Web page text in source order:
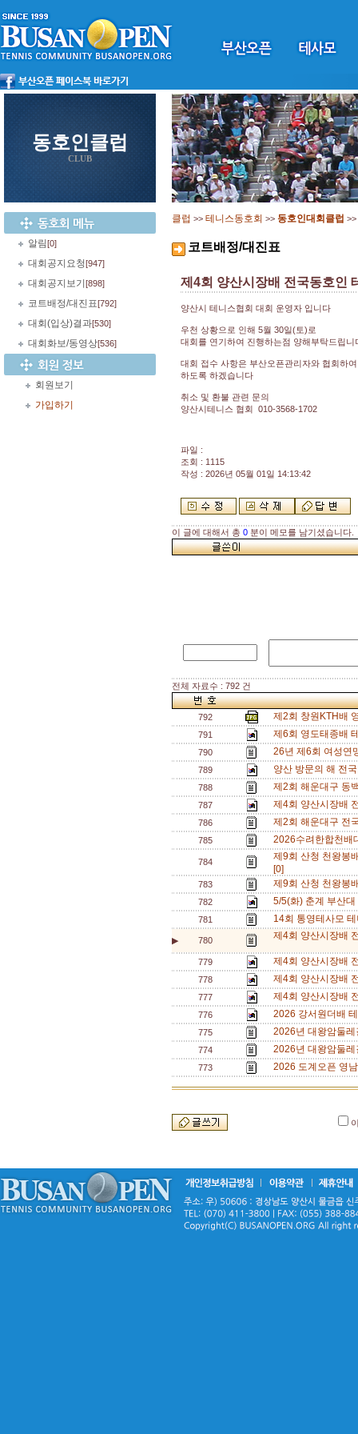
동호인클럽
CLUB
알림[0]
대회공지요청[947]
대회공지보기 [898]
코트배정/대진표[792]
대회(입상)결과[530]
대회화보/동영상[536]
회원보기
가입하기
클럽 >> 테니스동호회 >> 동호인대회클럽 >>
코트배정/대진표
제4회 양산시장배 전국동호인
양산시 테니스협회 대회 운영자 입니다
우천 상황으로 인해 5월 30일(토)로
대회를 연기하여 진행하는점 양해부탁드립
대회 접수 사항은 부산오픈관리자와 협회하
하도록 하겠습니다
취소 및 환불 관련 문의
양산시테니스 협회 010-3568-1702
파일 :
조회 : 1115
작성 : 2026년 05월 01일 14:13:42
이 글에 대해서 총 0 분이 메모를 남기셨습니다.
전체 자료수 : 792 건
792 제2회 창원KTH배
791 제6회 영도태종배
790 26년 제6회 여성연
789 양산 방문의 해 전
788 제2회 해운대구 동
787 제4회 양산시장배
786 제2회 해운대구 전
785 2026수려한합천
784
제9회 산청 천왕봉
[0]
783 제9회 산청 천왕봉
782 5/5(화) 춘계 부산
781 14회 통영테사모
▶ 780 제4회 양산시장배
779 제4회 양산시장배
778 제4회 양산시장배
777 제4회 양산시장배
776 2026 강서원더배
775 2026년 대왕암둘
774 2026년 대왕암둘
773 2026 도계오픈 영